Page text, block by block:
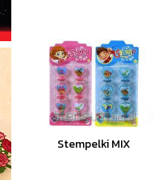
Stempelki MIX